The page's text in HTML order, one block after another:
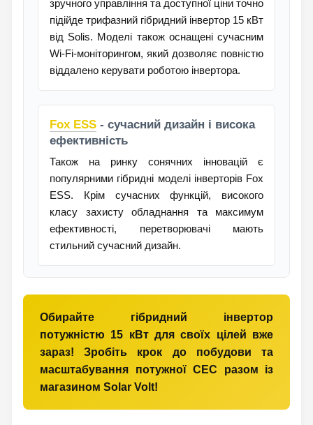
зручного управління та доступної ціни точно
підійде трифазний гібридний інвертор 15 кВт
від Solis. Моделі також оснащені сучасним
Wi-Fi-моніторингом, який дозволяє повністю
віддалено керувати роботою інвертора.
Fox ESS - сучасний дизайн і висока
ефективність
Також на ринку сонячних інновацій є
популярними гібридні моделі інверторів Fox
ESS. Крім сучасних функцій, високого
класу захисту обладнання та максимум
ефективності, перетворювачі мають
стильний сучасний дизайн.
Обирайте гібридний інвертор
потужністю 15 кВт для своїх цілей вже
зараз! Зробіть крок до побудови та
масштабування потужної СЕС разом із
магазином Solar Volt!